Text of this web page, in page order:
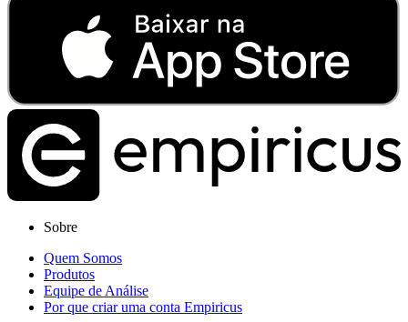
Sobre
Quem Somos
Produtos
Equipe de Análise
Por que criar uma conta Empiricus